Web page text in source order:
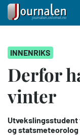
hovedinnhold
INNENRIKS
Derfor
vinter
Utvekslingsstudent
og